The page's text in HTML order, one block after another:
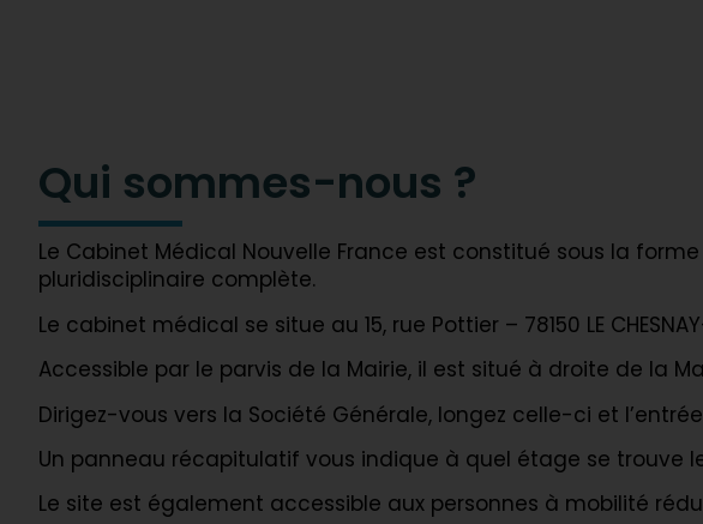
Qui sommes-nous ?
Le Cabinet Médical Nouvelle France est constitué sous la
pluridisciplinaire complète.
Le cabinet médical se situe au 15, rue Pottier – 78150 LE CHESNAY-
Accessible par le parvis de la Mairie, il est situé à droite de la
Dirigez-vous vers la Société Générale, longez celle-ci et
Un panneau récapitulatif vous indique à quel étage se trouve
Le site est également accessible aux personnes à mobilité